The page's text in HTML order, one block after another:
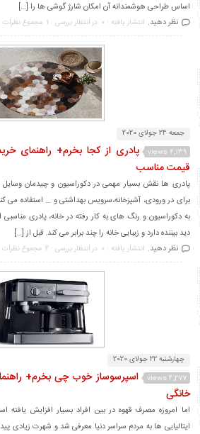
اساس طراحی هوشمندانه آن امکان شارژ گوشی ها را […]
نظر دهید. انتشار یافته : 0 در انتظار بررسی : 1 مجموع نظرات : 1
جمعه 24 جولای 2020
6,139 views
پادری از کجا بخرم+ راهنمای
قیمت مناسب
پادری ها نقش بسیار مهمی در دکوراسیون و چیدمان وسایل
برای در ورودی، آشپزخانه،سرویس بهداشتی و … استفاده می
به دکوراسیون و رنگ های به کار رفته در خانه، پادری مناسبی
دید بیننده دارد و زیبایی خانه را چند برابر می کند. قبل از […]
نظر دهید. انتشار یافته : 0 در انتظار بررسی : 2 مجموع نظرات
چهارشنبه 22 جولای 2020
4,277 views
اسپرسوساز خوب چی بخرم+
خانگی
اما امروزه مصرف قهوه در بین افراد بسیار افزایش یافته
ایتالیایی ها به مردم سراسر دنیا معرفی شد و شهرت زیادی